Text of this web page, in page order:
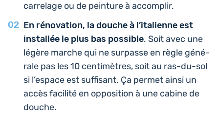
car­re­lage ou de pein­ture à accomplir.
En réno­va­tion, la douche à l’i­ta­lienne est
ins­tal­lée le plus bas pos­sible. Soit avec une
légère marche qui ne sur­passe en règle géné­
rale pas les 10 cen­ti­mètres, soit au ras-du-sol
si l’es­pace est suf­fi­sant. Ça permet ainsi un
accès faci­li­té en oppo­si­tion à une cabine de
douche.